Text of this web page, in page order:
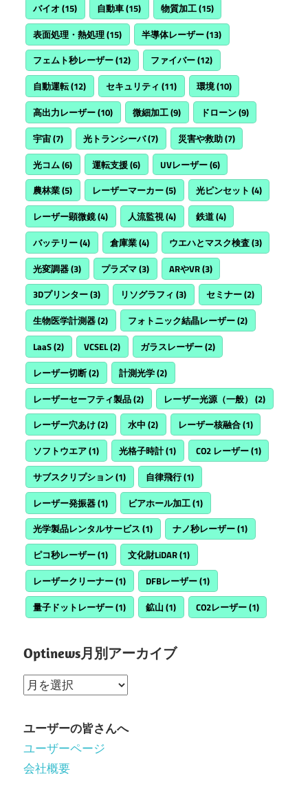
バイオ (15) 自動車(15) 物質加工(15)
表面処理・熱処理(15) 半導体レーザー(13)
フェムト秒レーザー(12) ファイバー(12)
自動運転(12) セキュリティ (11) 環境(10)
高出力レーザー(10) 微細加工(9) ドローン(9)
宇宙(7) 光トランシーバ(7) 災害や救助(7)
光コム(6) 運転支援(6) UVレーザー(6)
農林業(5) レーザーマーカー(5) 光ピンセット (4)
レーザー顕微鏡(4) 人流監視(4) 鉄道(4)
バッテリー(4) 倉庫業(4) ウエハとマスク検査(3)
光変調器(3) プラズマ(3) ARやVR(3)
3Dプリンター(3) リソグラフィ (3) セミナー(2)
生物医学計測器(2) フォトニック結晶レーザー(2)
LaaS(2) VCSEL(2) ガラスレーザー(2)
レーザー切断(2) 計測光学(2)
レーザーセーフティ製品(2) レーザー光源（一般） (2)
レーザー穴あけ(2) 水中 (2) レーザー核融合(1)
ソフトウエア(1) 光格子時計(1) CO2 レーザー(1)
サブスクリプション(1) 自律飛行(1)
レーザー発振器(1) ビアホール加工(1)
光学製品レンタルサービス (1) ナノ秒レーザー(1)
ピコ秒レーザー(1) 文化財LiDAR(1)
レーザークリーナー(1) DFBレーザー(1)
量子ドットレーザー(1) 鉱山 (1) CO2レーザー(1)
Optinews月別アーカイブ
Optinews
別
ア
ー
ユーザーの皆さんへ
ユーザーページ
会社概要